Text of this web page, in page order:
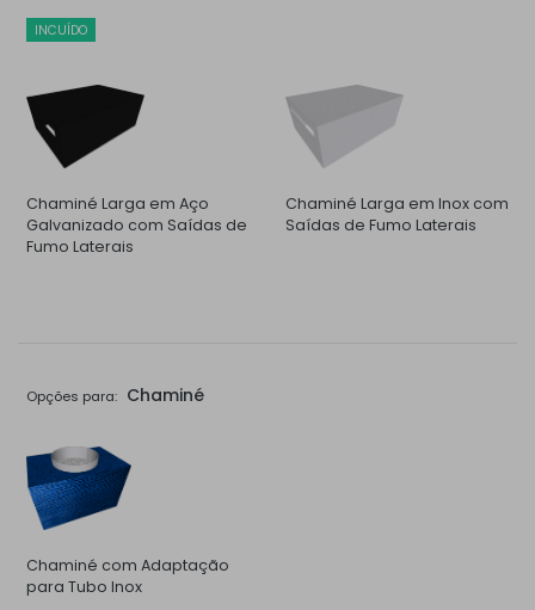
INCUÍDO
Chaminé Larga em Aço
Galvanizado com Saídas de
Fumo Laterais
Chaminé Larga em Inox com
Saídas de Fumo Laterais
Opções para: Chaminé
Chaminé com Adaptação
para Tubo Inox